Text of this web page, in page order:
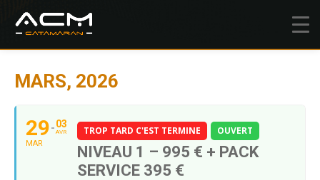
MARS, 2026
29
MAR
03
AVR TROP TARD C'EST TERMINE OUVERT
NIVEAU 1 – 995 € + PACK
SERVICE 395 €